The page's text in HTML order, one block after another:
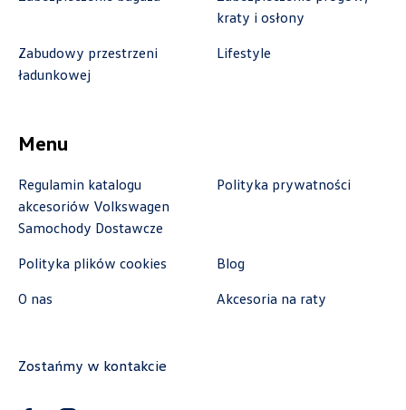
Autoweber Sp. z o. o.
ul. Szczecińska 38A, Łódź
kraty i osłony
Zabudowy przestrzeni
ładunkowej
Lifestyle
Menu
Regulamin katalogu
akcesoriów Volkswagen
Samochody Dostawcze
Polityka prywatności
Polityka plików cookies
Blog
O nas
Akcesoria na raty
Zostańmy w kontakcie